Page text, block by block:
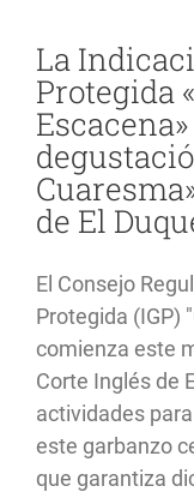
La
Protegida
de El
El Consejo
Protegida (IGP)
comienza este
Corte Inglés de
actividades
este garbanzo
que garantiza